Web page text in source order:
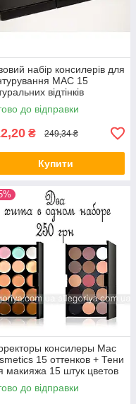
відмінно доповнюють
для тональних основ
Brush
недоліки шкірного
блиск протягом дня.
набір консилерів для
МАС 15
відтінків
до відправки
₴ 249,34 ₴
Купити
консилеры Mac
15 оттенков + Тени
макияжа 15 штук цветов
до відправки